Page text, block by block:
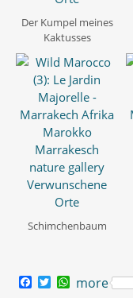
Der Kumpel meines
Kaktusses
Schimchenbaum
T W
more